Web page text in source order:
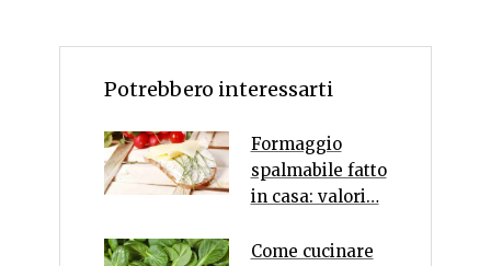
Potrebbero interessarti
Formaggio
spalmabile fatto
in casa: valori…
Come cucinare